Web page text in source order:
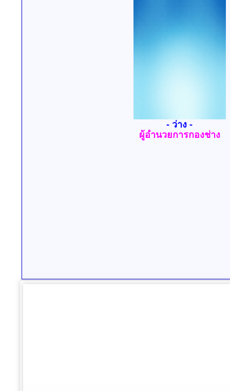
- ว่าง -
ผู้อำนวยการกองช่าง